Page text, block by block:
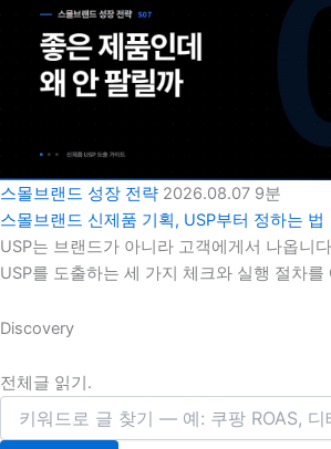
스몰브랜드 성장 전략 2026.08.07 9분
스몰브랜드 신제품 기획, USP부터 정하는 법
USP는 브랜드가 아니라 고객에게서 나옵니
USP를 도출하는 세 가지 체크와 실행 절차를
Discovery
전체글 읽기.